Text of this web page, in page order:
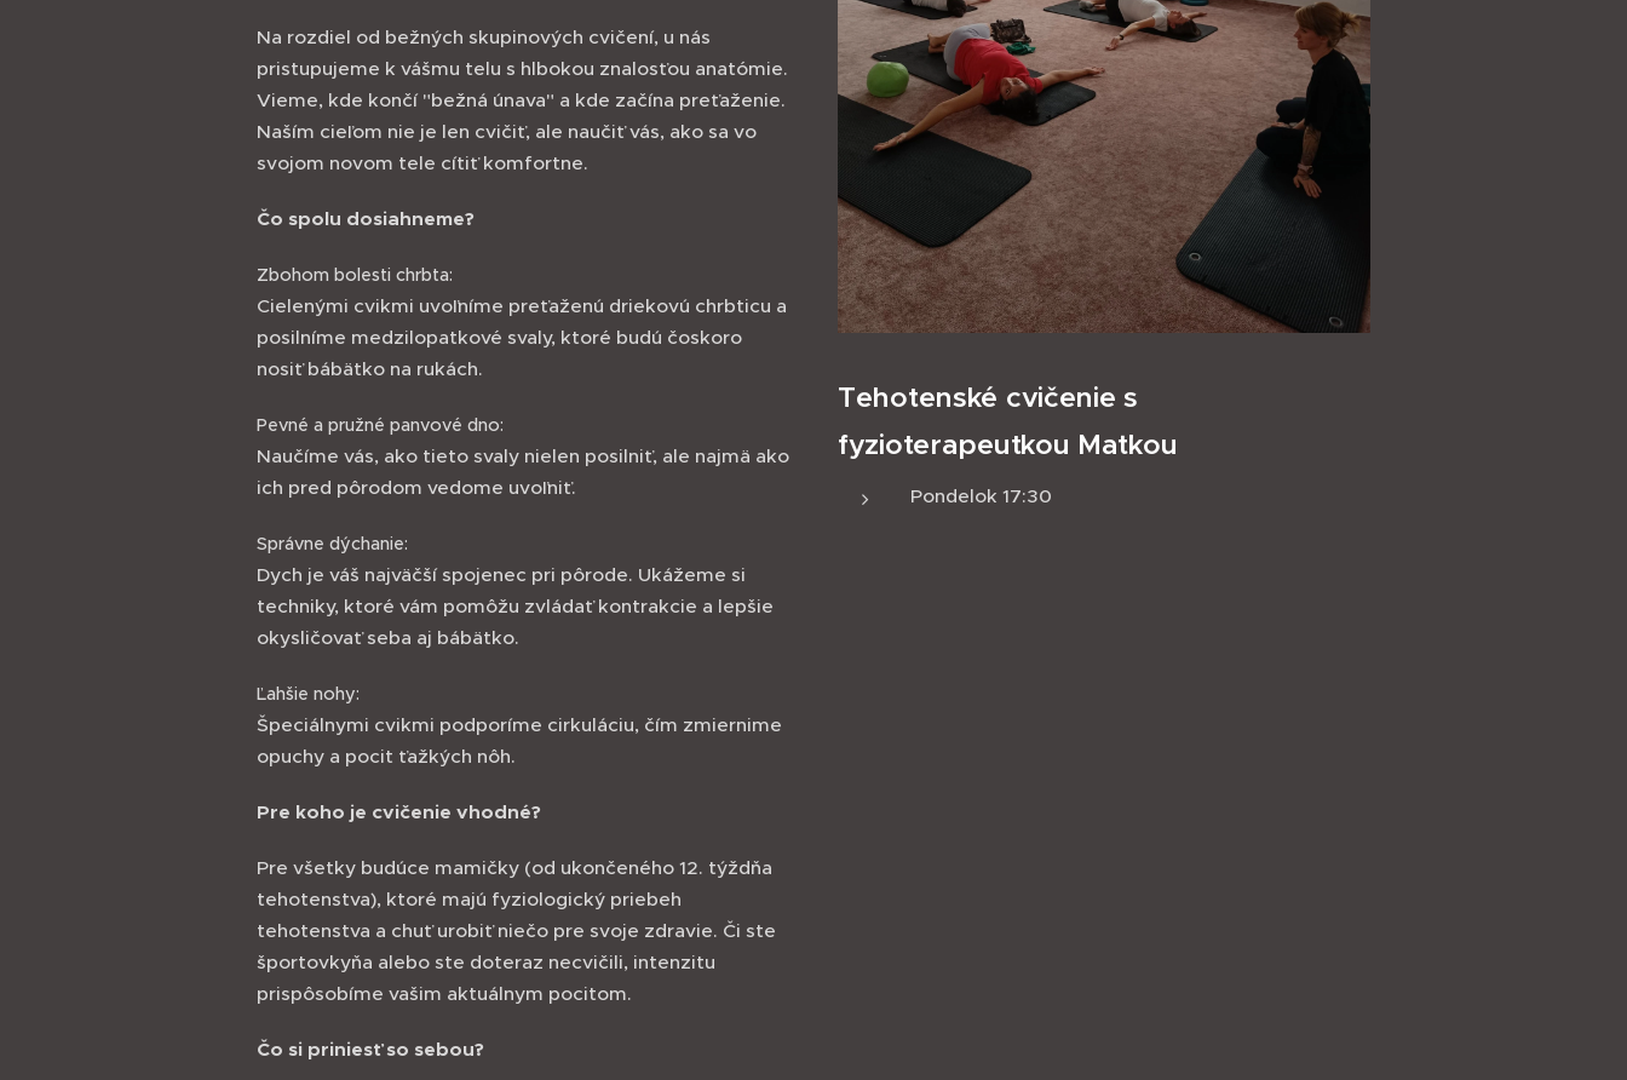
Na rozdiel od bežných skupinových cvičení, u nás
pristupujeme k vášmu telu s hlbokou znalosťou anatómie.
Vieme, kde končí "bežná únava" a kde začína preťaženie.
Naším cieľom nie je len cvičiť, ale naučiť vás, ako sa vo
svojom novom tele cítiť komfortne.
Čo spolu dosiahneme?
Zbohom bolesti chrbta:
Cielenými cvikmi uvoľníme preťaženú driekovú chrbticu a
posilníme medzilopatkové svaly, ktoré budú čoskoro
nosiť bábätko na rukách.
Pevné a pružné panvové dno:
Naučíme vás, ako tieto svaly nielen posilniť, ale najmä ako
ich pred pôrodom vedome uvoľniť.
Správne dýchanie:
Dych je váš najväčší spojenec pri pôrode. Ukážeme si
techniky, ktoré vám pomôžu zvládať kontrakcie a lepšie
okysličovať seba aj bábätko.
Ľahšie nohy:
Špeciálnymi cvikmi podporíme cirkuláciu, čím zmiernime
opuchy a pocit ťažkých nôh.
Pre koho je cvičenie vhodné?
Pre všetky budúce mamičky (od ukončeného 12. týždňa
tehotenstva), ktoré majú fyziologický priebeh
tehotenstva a chuť urobiť niečo pre svoje zdravie. Či ste
športovkyňa alebo ste doteraz necvičili, intenzitu
prispôsobíme vašim aktuálnym pocitom.
Čo si priniesť so sebou?
Tehotenské cvičenie s
fyzioterapeutkou Maťkou
Pondelok 17:30